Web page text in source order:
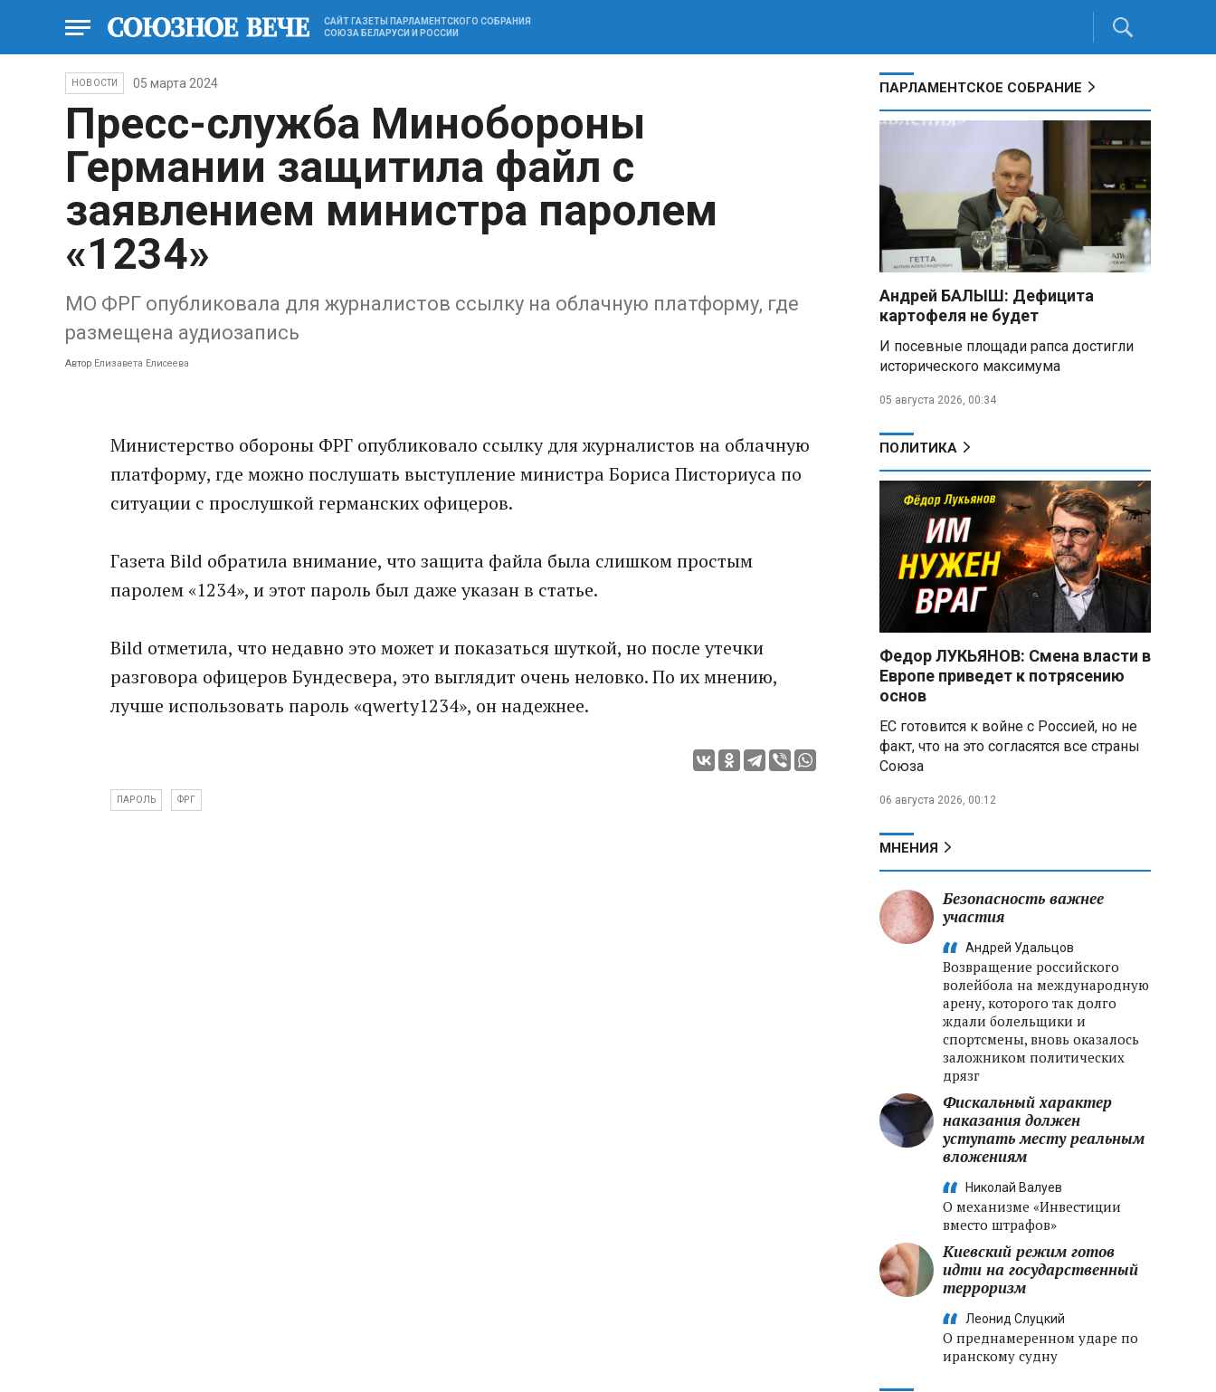
САЙТ ГАЗЕТЫ ПАРЛАМЕНТСКОГО СОБРАНИЯ
СОЮЗА БЕЛАРУСИ И РОССИИ
НОВОСТИ 05 марта 2024
Пресс-служба Минобороны
Германии защитила файл с
заявлением министра паролем
«1234»
МО ФРГ опубликовала для журналистов ссылку на облачную платформу, где
размещена аудиозапись
Автор Елизавета Елисеева
Министерство обороны ФРГ опубликовало ссылку для журналистов на облачную
платформу, где можно послушать выступление министра Бориса Писториуса по
ситуации с прослушкой германских офицеров.
Газета Bild обратила внимание, что защита файла была слишком простым
паролем «1234», и этот пароль был даже указан в статье.
Bild отметила, что недавно это может и показаться шуткой, но после утечки
разговора офицеров Бундесвера, это выглядит очень неловко. По их мнению,
лучше использовать пароль «qwerty1234», он надежнее.
ПАРОЛЬ ФРГ
ПАРЛАМЕНТСКОЕ СОБРАНИЕ
Андрей БАЛЫШ: Дефицита
картофеля не будет
И посевные площади рапса достигли
исторического максимума
05 августа 2026, 00:34
ПОЛИТИКА
Федор ЛУКЬЯНОВ: Смена власти в
Европе приведет к потрясению
основ
ЕС готовится к войне с Россией, но не
факт, что на это согласятся все страны
Союза
06 августа 2026, 00:12
МНЕНИЯ
Безопасность важнее
участия
Андрей Удальцов
Возвращение российского
волейбола на международную
арену, которого так долго
ждали болельщики и
спортсмены, вновь оказалось
заложником политических
дрязг
Фискальный характер
наказания должен
уступать месту реальным
вложениям
Николай Валуев
О механизме «Инвестиции
вместо штрафов»
Киевский режим готов
идти на государственный
терроризм
Леонид Слуцкий
О преднамеренном ударе по
иранскому судну